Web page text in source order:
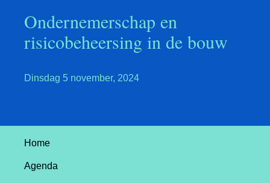
Ondernemerschap en
risicobeheersing in de bouw
Dinsdag 5 november, 2024
Home
Agenda